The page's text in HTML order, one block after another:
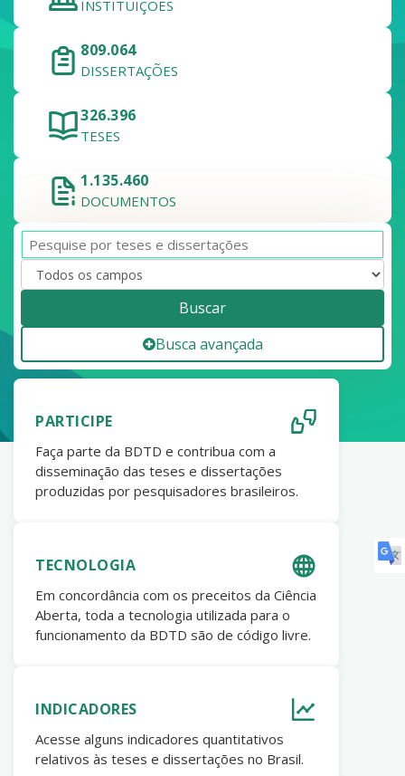
INSTITUIÇÕES
809.064
DISSERTAÇÕES
326.396
TESES
1.135.460
DOCUMENTOS
Buscar
Busca avançada
PARTICIPE
Faça parte da BDTD e contribua com a
disseminação das teses e dissertações
produzidas por pesquisadores brasileiros.
TECNOLOGIA
Em concordância com os preceitos da Ciência
Aberta, toda a tecnologia utilizada para o
funcionamento da BDTD são de código livre.
INDICADORES
Acesse alguns indicadores quantitativos
relativos às teses e dissertações no Brasil.